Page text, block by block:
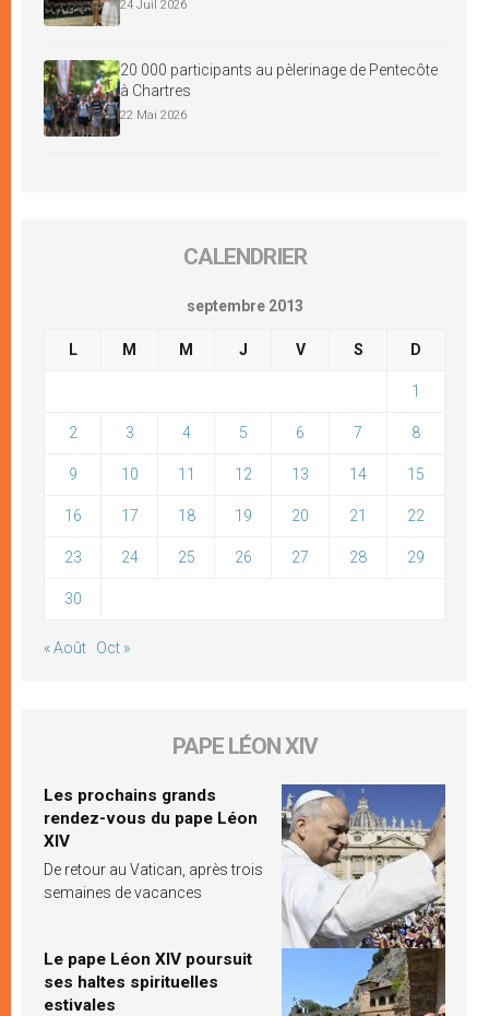
24 Juil 2026
20 000 participants au pèlerinage de Pentecôte
à Chartres
22 Mai 2026
CALENDRIER
septembre 2013
L M M J V S D
1
2 3 4 5 6 7 8
9 10 11 12 13 14 15
16 17 18 19 20 21 22
23 24 25 26 27 28 29
30
« Août Oct »
PAPE LÉON XIV
Les prochains grands
rendez-vous du pape Léon
XIV
De retour au Vatican, après trois
semaines de vacances
Le pape Léon XIV poursuit
ses haltes spirituelles
estivales